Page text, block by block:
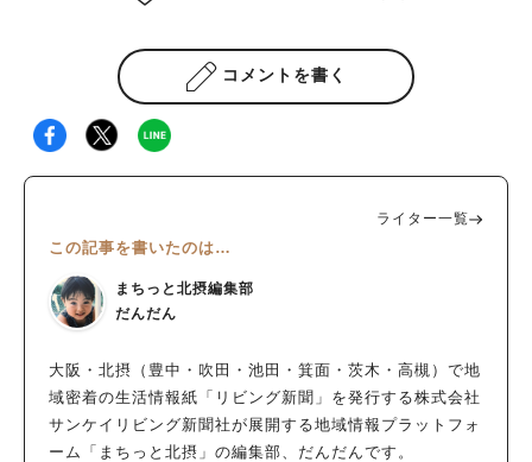
コメントを書く
ライター一覧
この記事を書いたのは…
まちっと北摂編集部
だんだん
大阪・北摂（豊中・吹田・池田・箕面・茨木・高槻）で地
域密着の生活情報紙「リビング新聞」を発行する株式会社
サンケイリビング新聞社が展開する地域情報プラットフォ
ーム「まちっと北摂」の編集部、だんだんです。